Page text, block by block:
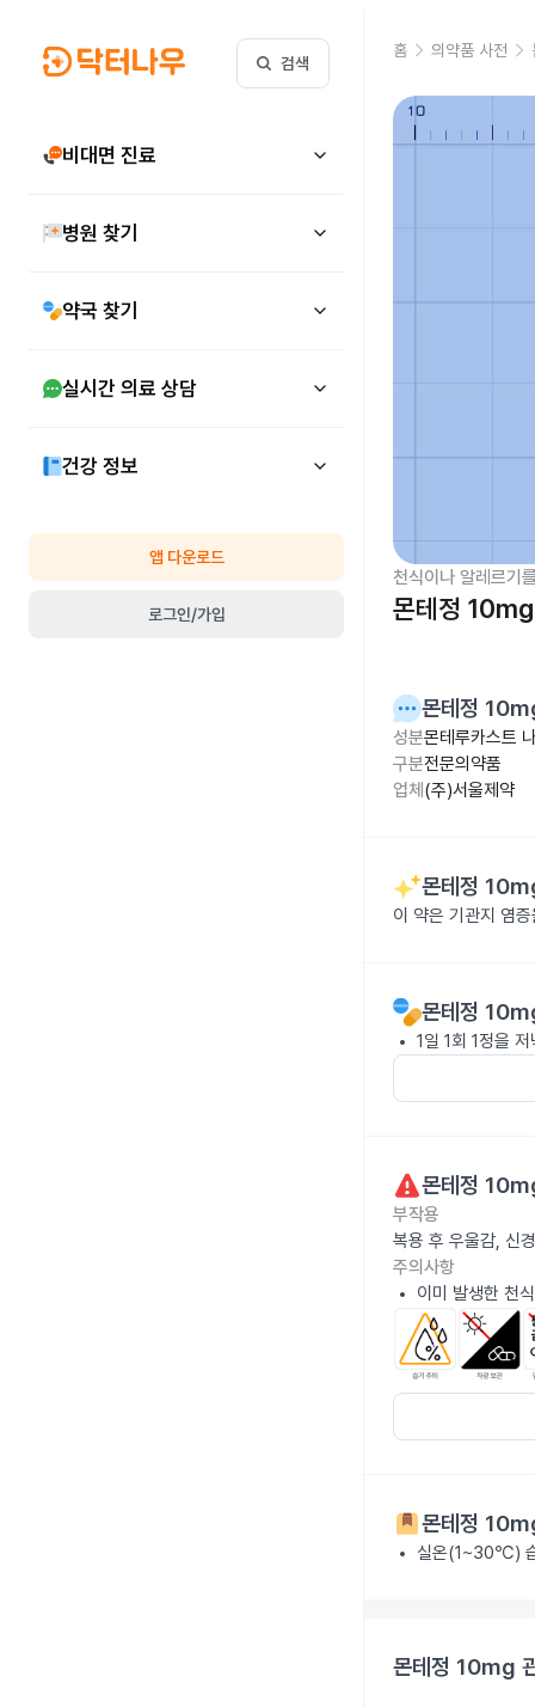
검색
비대면 진료
병원 찾기
약국 찾기
실시간 의료 상담
건강 정보
앱 다운로드
로그인/가입
홈 의약품 사전
천식이나 알레르기
몬테정 10mg
몬테정
성분몬테루카스트
구분전문의약품
업체 (주)서울제약
몬테정
이 약은 기관지 염
몬테정
1일 1회 1정을
몬테정
부작용
복용 후 우울감, 신
주의사항
이미 발생한 천
몬테정
실온(1~30℃)
몬테정 10mg